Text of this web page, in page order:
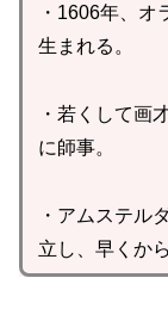
・1606年、
生まれる。
・若くして画
に師事。
・アムステル
立し、早くか